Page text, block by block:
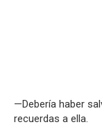
—Debería haber
recuerdas a ella.